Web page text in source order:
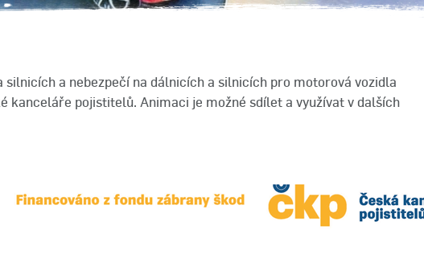
silnicích a nebezpečí na dálnicích a silnicích pro motorová vozidla
kanceláře pojistitelů. Animaci je možné sdílet a využívat v dalších